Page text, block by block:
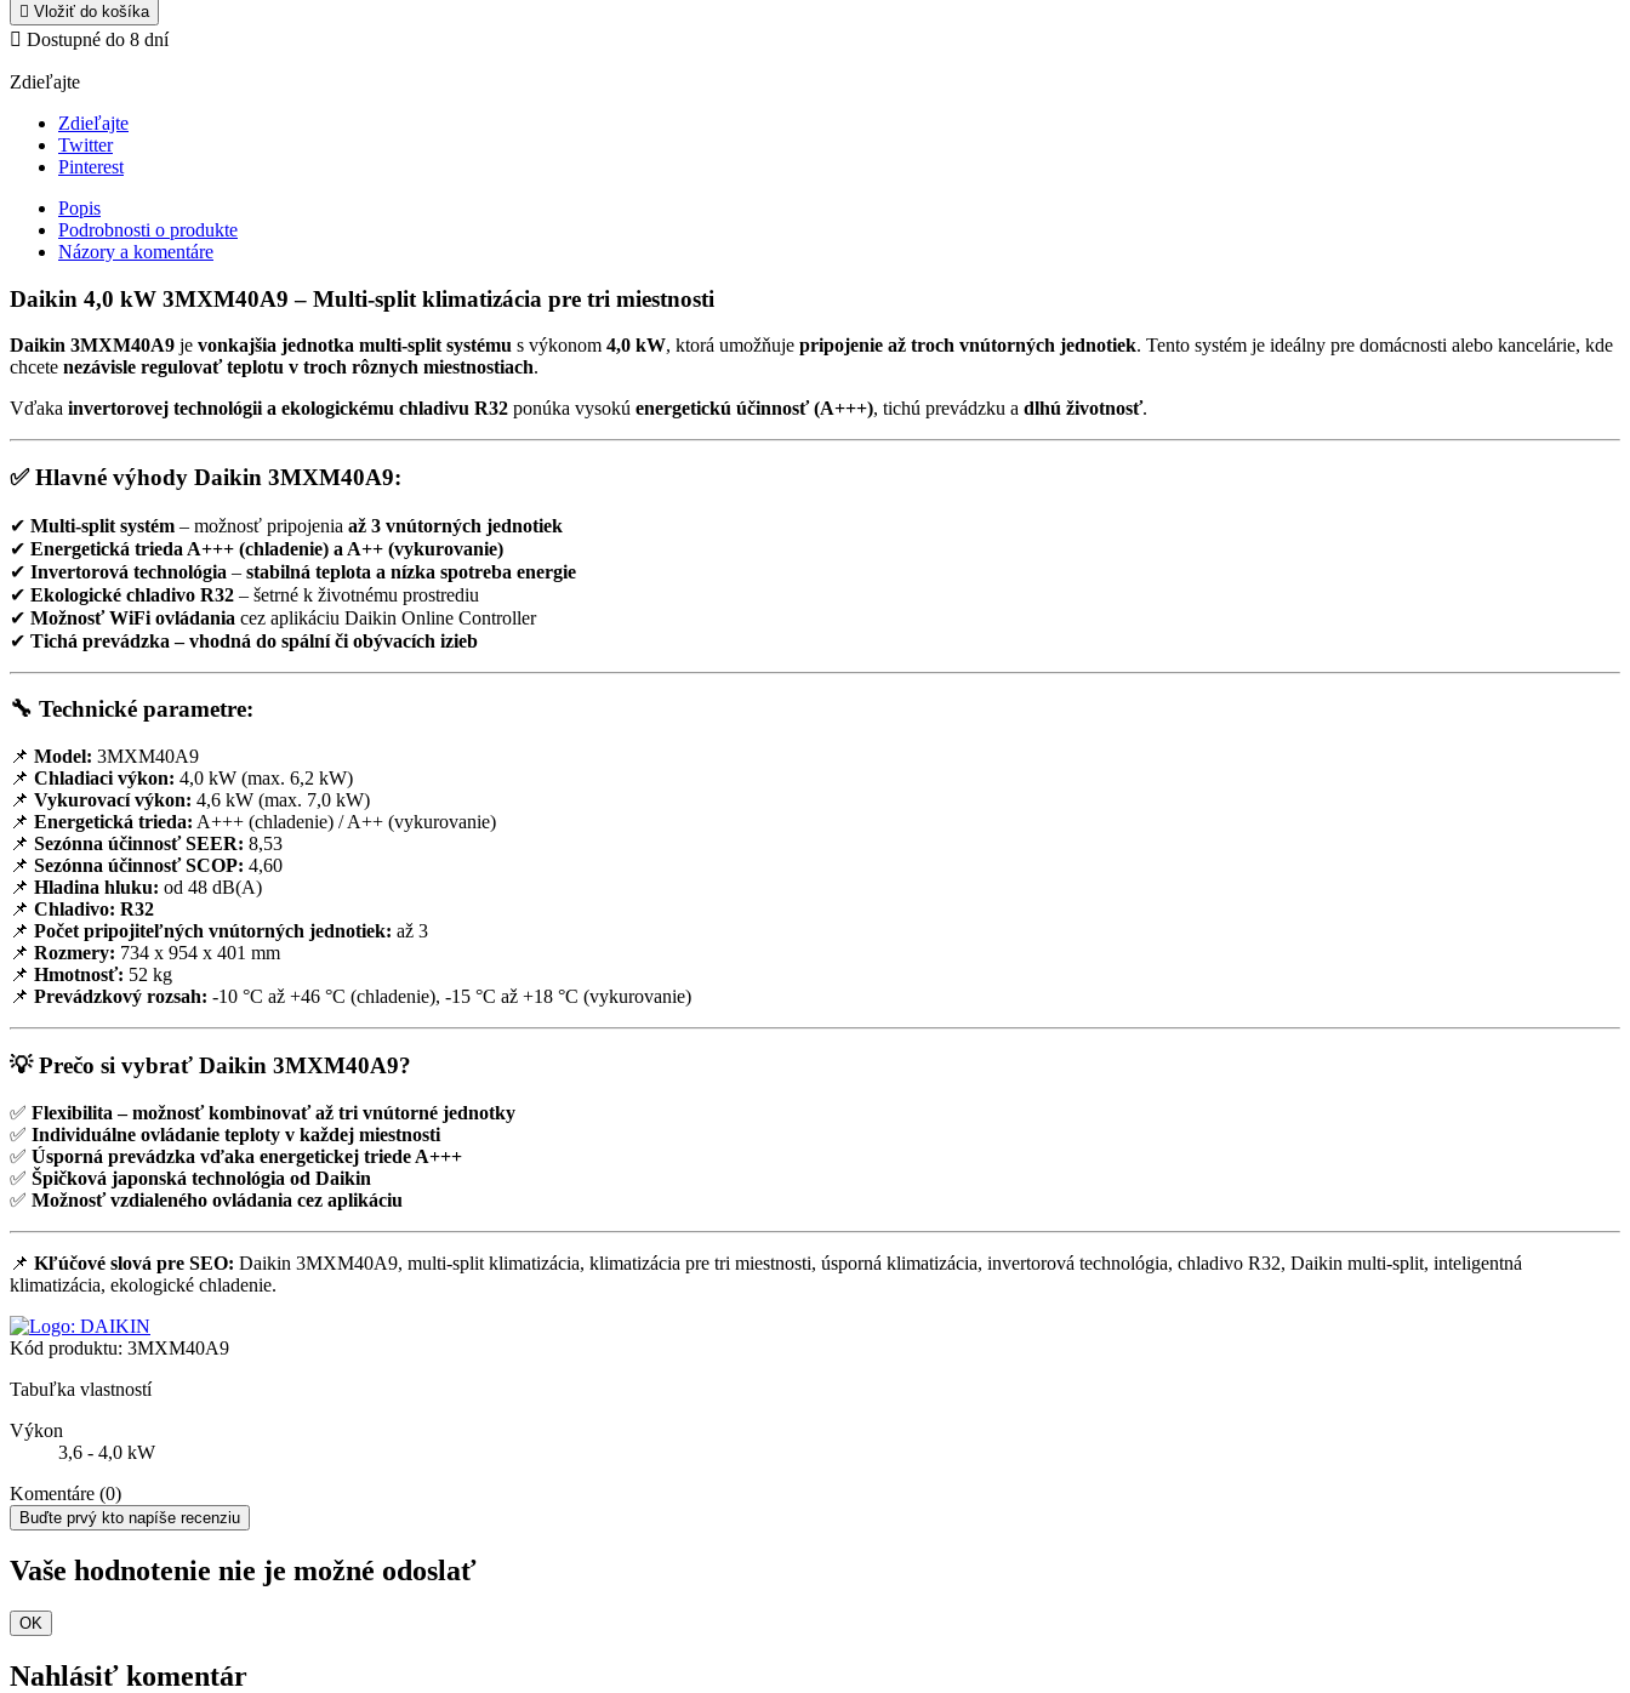
 Vložiť do košíka
 Dostupné do 8 dní
Zdieľajte
Zdieľajte
Twitter
Pinterest
Popis
Podrobnosti o produkte
Názory a komentáre
Daikin 4,0 kW 3MXM40A9 – Multi-split klimatizácia pre tri miestnosti
Daikin 3MXM40A9 je vonkajšia jednotka multi-split systému s výkonom 4,0 kW, ktorá umožňuje pripojenie až troch vnútorných jednotiek. Tento systém je ideálny pre domácnosti alebo kancelárie, kde
chcete nezávisle regulovať teplotu v troch rôznych miestnostiach.
Vďaka invertorovej technológii a ekologickému chladivu R32 ponúka vysokú energetickú účinnosť (A+++), tichú prevádzku a dlhú životnosť.
✅ Hlavné výhody Daikin 3MXM40A9:
✔ Multi-split systém – možnosť pripojenia až 3 vnútorných jednotiek
✔ Energetická trieda A+++ (chladenie) a A++ (vykurovanie)
✔ Invertorová technológia – stabilná teplota a nízka spotreba energie
✔ Ekologické chladivo R32 – šetrné k životnému prostrediu
✔ Možnosť WiFi ovládania cez aplikáciu Daikin Online Controller
✔ Tichá prevádzka – vhodná do spální či obývacích izieb
🔧 Technické parametre:
📌 Model: 3MXM40A9
📌 Chladiaci výkon: 4,0 kW (max. 6,2 kW)
📌 Vykurovací výkon: 4,6 kW (max. 7,0 kW)
📌 Energetická trieda: A+++ (chladenie) / A++ (vykurovanie)
📌 Sezónna účinnosť SEER: 8,53
📌 Sezónna účinnosť SCOP: 4,60
📌 Hladina hluku: od 48 dB(A)
📌 Chladivo: R32
📌 Počet pripojiteľných vnútorných jednotiek: až 3
📌 Rozmery: 734 x 954 x 401 mm
📌 Hmotnosť: 52 kg
📌 Prevádzkový rozsah: -10 °C až +46 °C (chladenie), -15 °C až +18 °C (vykurovanie)
💡 Prečo si vybrať Daikin 3MXM40A9?
✅ Flexibilita – možnosť kombinovať až tri vnútorné jednotky
✅ Individuálne ovládanie teploty v každej miestnosti
✅ Úsporná prevádzka vďaka energetickej triede A+++
✅ Špičková japonská technológia od Daikin
✅ Možnosť vzdialeného ovládania cez aplikáciu
📌 Kľúčové slová pre SEO: Daikin 3MXM40A9, multi-split klimatizácia, klimatizácia pre tri miestnosti, úsporná klimatizácia, invertorová technológia, chladivo R32, Daikin multi-split, inteligentná
klimatizácia, ekologické chladenie.
Kód produktu: 3MXM40A9
Tabuľka vlastností
Výkon
3,6 - 4,0 kW
Komentáre (0)
Buďte prvý kto napíše recenziu
Vaše hodnotenie nie je možné odoslať
OK
Nahlásiť komentár